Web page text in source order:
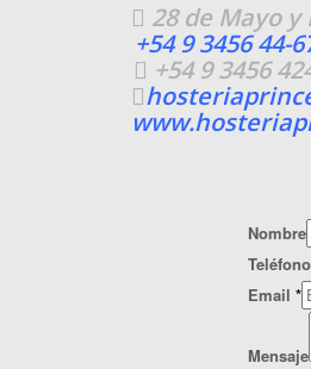
28 de Mayo
+54 9 3456 44-
+54 9 3456
Nombre
Teléfono
Email *
Mensaje